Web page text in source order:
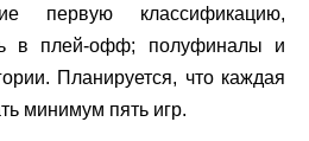
первую классификацию,
в плей-офф; полуфиналы и
Планируется, что каждая
минимум пять игр.